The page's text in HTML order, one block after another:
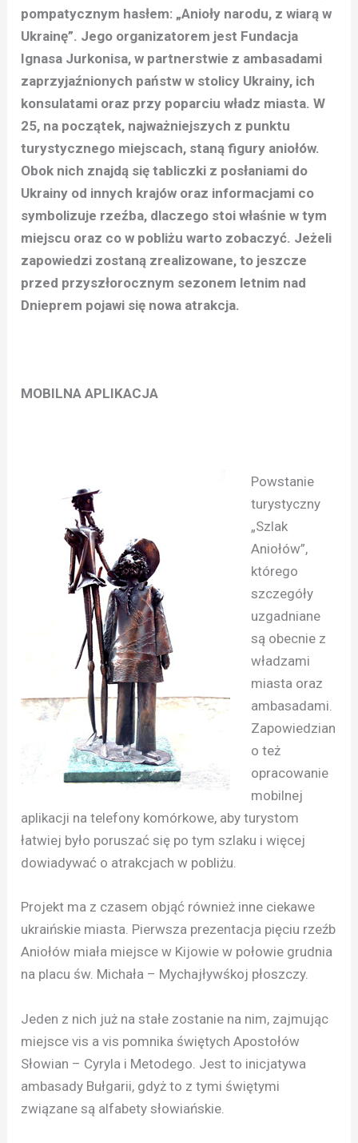
pompatycznym hasłem: „Anioły narodu, z wiarą w
Ukrainę”. Jego organizatorem jest Fundacja
Ignasa Jurkonisa, w partnerstwie z ambasadami
zaprzyjaźnionych państw w stolicy Ukrainy, ich
konsulatami oraz przy poparciu władz miasta. W
25, na początek, najważniejszych z punktu
turystycznego miejscach, staną figury aniołów.
Obok nich znajdą się tabliczki z posłaniami do
Ukrainy od innych krajów oraz informacjami co
symbolizuje rzeźba, dlaczego stoi właśnie w tym
miejscu oraz co w pobliżu warto zobaczyć. Jeżeli
zapowiedzi zostaną zrealizowane, to jeszcze
przed przyszłorocznym sezonem letnim nad
Dnieprem pojawi się nowa atrakcja.
MOBILNA APLIKACJA
Powstanie
turystyczny
„Szlak
Aniołów”,
którego
szczegóły
uzgadniane
są obecnie z
władzami
miasta oraz
ambasadami.
Zapowiedzian
o też
opracowanie
mobilnej
aplikacji na telefony komórkowe, aby turystom
łatwiej było poruszać się po tym szlaku i więcej
dowiadywać o atrakcjach w pobliżu.
Projekt ma z czasem objąć również inne ciekawe
ukraińskie miasta. Pierwsza prezentacja pięciu rzeźb
Aniołów miała miejsce w Kijowie w połowie grudnia
na placu św. Michała – Mychajływśkoj płoszczy.
Jeden z nich już na stałe zostanie na nim, zajmując
miejsce vis a vis pomnika świętych Apostołów
Słowian – Cyryla i Metodego. Jest to inicjatywa
ambasady Bułgarii, gdyż to z tymi świętymi
związane są alfabety słowiańskie.